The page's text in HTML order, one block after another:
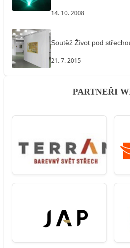
14. 10. 2008
Soutěž Život pod
21. 7. 2015
PARTNEŘI